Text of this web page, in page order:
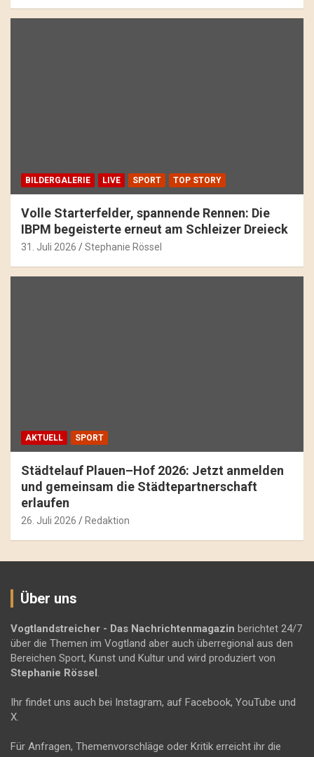
BILDERGALERIE LIVE SPORT TOP STORY
Volle Starterfelder, spannende Rennen: Die
IBPM begeisterte erneut am Schleizer Dreieck
31. Juli 2026 Stephanie Rössel
AKTUELL SPORT
Städtelauf Plauen–Hof 2026: Jetzt anmelden
und gemeinsam die Städtepartnerschaft
erlaufen
26. Juli 2026 Redaktion
Über uns
Vogtlandstreicher - Das Nachrichtenmagazin berichtet 24/7
über die Themen im Vogtland aber auch überregional aus den
Bereichen Sport, Kunst und Kultur und wird produziert von
Stephanie Rössel .
Ihr findet uns auch bei Instagram, auf Facebook, YouTube und
X.
Für Anfragen, Themenvorschläge oder Kritik erreicht ihr die